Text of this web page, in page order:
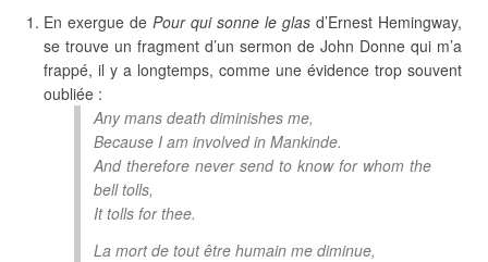
En exergue de Pour qui sonne le glas d’Ernest Hemingway,
se trouve un fragment d’un sermon de John Donne qui m’a
frappé, il y a longtemps, comme une évidence trop souvent
oubliée :
Any mans death diminishes me,
Because I am involved in Mankinde.
And therefore never send to know for whom the
bell tolls,
It tolls for thee.
La mort de tout être humain me diminue,